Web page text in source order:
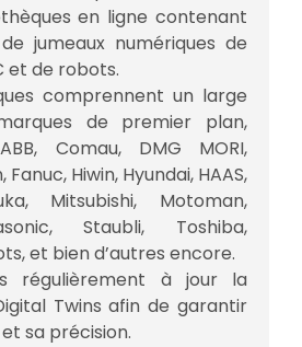
en ligne contenant
jumeaux numériques de
et de robots.
comprennent un large
de premier plan,
Comau, DMG MORI,
Fanuc, Hiwin, Hyundai, HAAS,
Mitsubishi, Motoman,
Staubli, Toshiba,
et bien d’autres encore.
régulièrement à jour la
Twins afin de garantir
sa précision.